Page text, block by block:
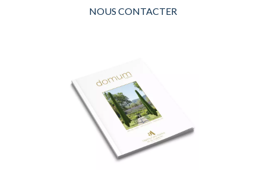
NOUS CONTACTER